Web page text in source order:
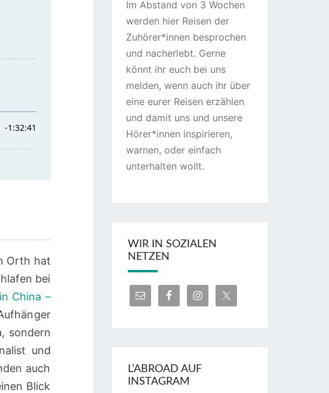
Orth hat
bei
China –
sondern
und
auch
Blick
Im Abstand von 3 Wochen
werden hier Reisen der
Zuhörer*innen besprochen
und nacherlebt. Gerne
könnt ihr euch bei uns
melden, wenn auch ihr über
eine eurer Reisen erzählen
und damit uns und unsere
Hörer*innen inspirieren,
warnen, oder einfach
unterhalten wollt.
WIR IN SOZIALEN
NETZEN
L’ABROAD AUF
INSTAGRAM